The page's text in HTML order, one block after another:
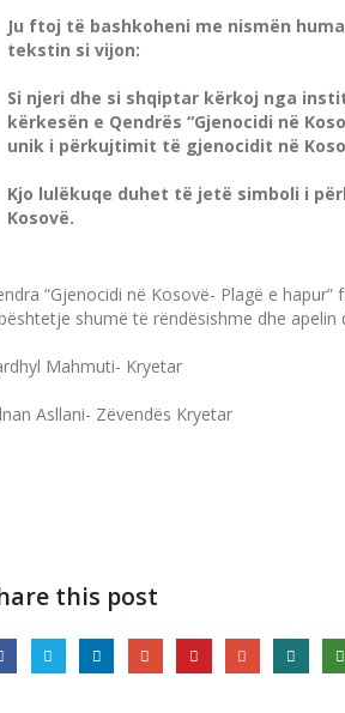
Ju ftoj të bashkoheni me nismën
tekstin si vijon:
Si njeri dhe si shqiptar kërkoj nga
kërkesën e Qendrës “Gjenocidi në
unik i përkujtimit të gjenocidit në
Kjo lulëkuqe duhet të jetë simboli i
Kosovë.
“Gjenocidi në Kosovë- Plagë e
shumë të rëndësishme dhe apelin
Mahmuti- Kryetar
Asllani- Zëvendës Kryetar
this post